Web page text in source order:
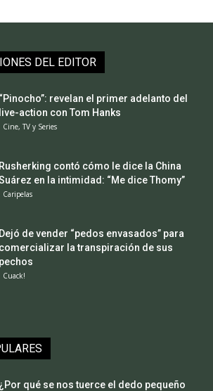
DEL EDITOR
“Pinocho”: revelan el primer adelanto del
live-action con Tom Hanks
Cine, TV y Series
Rusherking contó cómo le dice la China
en la intimidad: “Me dice Thomy”
Caripelas
Dejó de vender “pedos envasados” para
comercializar la transpiración de sus
pechos
Cuack!
¿Por qué se nos tuerce el dedo pequeño